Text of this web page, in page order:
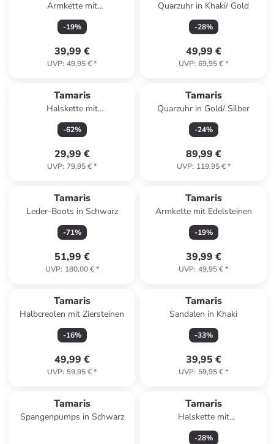
Armkette mit
Schmuckelementen
-19%
39,99 €
UVP: 49,95 €*
Quarzuhr in Khaki/ Gold
-28%
49,99 €
UVP: 69,95 €*
Tamaris
Halskette mit
Schmuckelement - (L)71 cm
-62%
29,99 €
UVP: 79,95 €*
Tamaris
Quarzuhr in Gold/ Silber
-24%
89,99 €
UVP: 119,95 €*
Tamaris
Leder-Boots in Schwarz
-71%
51,99 €
UVP: 180,00 €*
Tamaris
Armkette mit Edelsteinen
-19%
39,99 €
UVP: 49,95 €*
Tamaris
Halbcreolen mit Ziersteinen
-16%
49,99 €
UVP: 59,95 €*
Tamaris
Sandalen in Khaki
-33%
39,95 €
UVP: 59,95 €*
Tamaris
Spangenpumps in Schwarz
Tamaris
Halskette mit
Schmuckelement - (L)45 cm
-28%